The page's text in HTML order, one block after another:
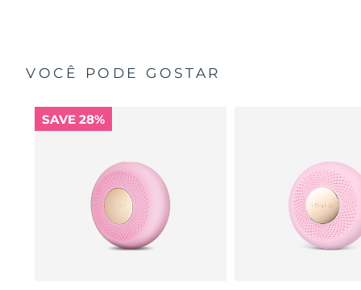
VOCÊ PODE GOSTAR
SAVE 28%